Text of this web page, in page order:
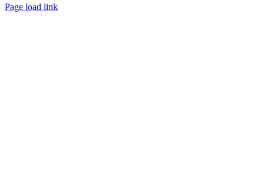
Facebook
Twitter
Instagram
Pinterest
Page load link